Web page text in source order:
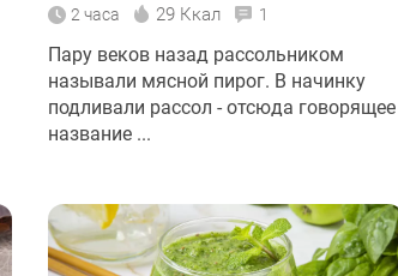
2 часа 29 Ккал 1
Пару веков назад рассольником
называли мясной пирог. В начинку
подливали рассол - отсюда говорящее
название ...